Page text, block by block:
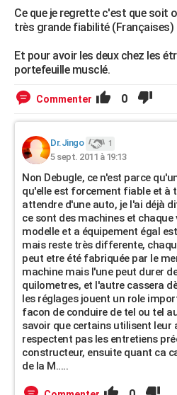
Ce que je regrette c'est que soit
très grande fiabilité (Françaises)
Et pour avoir les deux chez les
portefeuille musclé.
Commenter 0
Dr.Jingo 1
5 sept. 2011 à 19:13
Non Debugle, ce n'est parce
qu'elle est forcement fiable et à
attendre d'une auto, je l'ai déjà
ce sont des machines et
modelle et a équipement égal
mais reste très differente,
peut etre été fabriquée par le
machine mais l'une peut durer
quilometres, et l'autre cassera
les réglages jouent un role
facon de conduire de tel ou tel
savoir que certains utilisent leur
respectent pas les entretiens
constructeur, ensuite quant ca
de la M.....